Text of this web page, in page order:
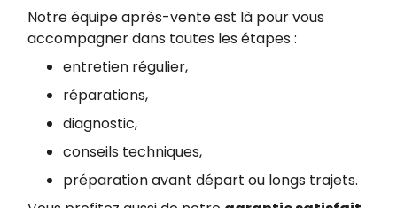
Notre équipe après-vente est là pour vous
accompagner dans toutes les étapes :
entretien régulier,
réparations,
diagnostic,
conseils techniques,
préparation avant départ ou longs trajets.